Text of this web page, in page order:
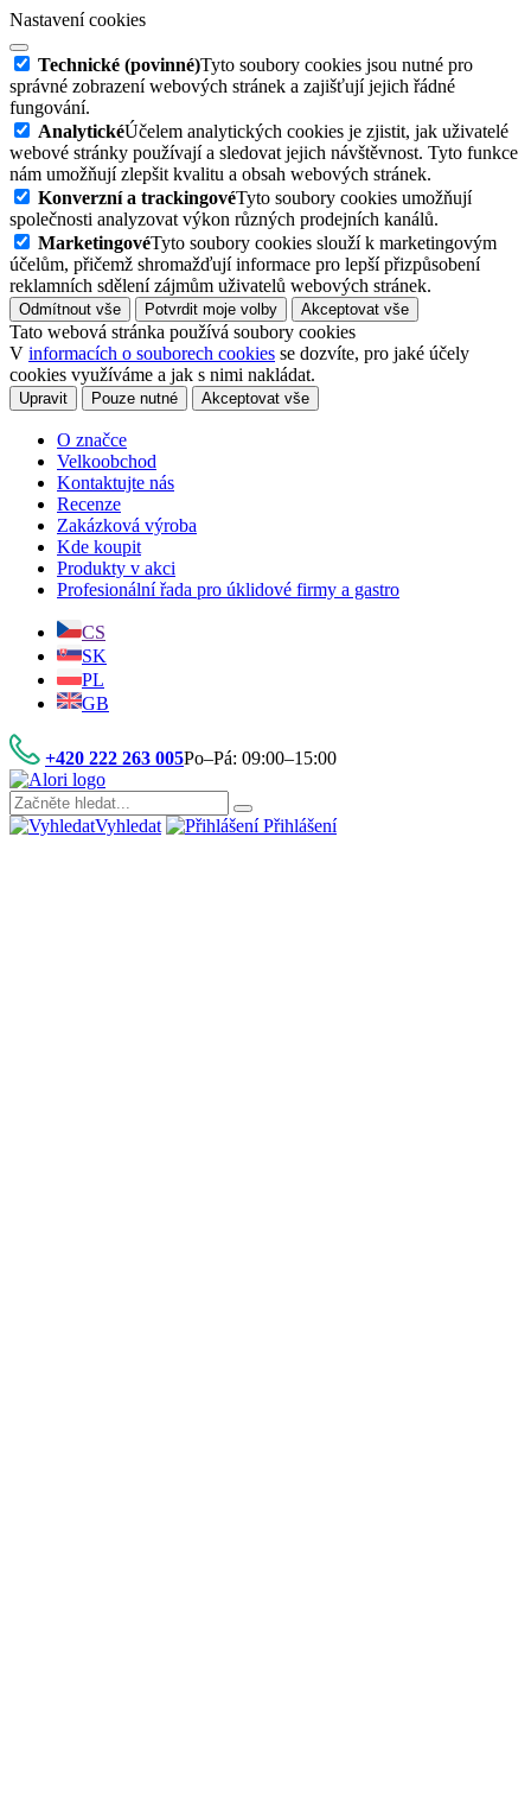
Nastavení cookies
Technické (povinné)Tyto soubory cookies jsou nutné pro
správné zobrazení webových stránek a zajišťují jejich řádné
fungování.
AnalytickéÚčelem analytických cookies je zjistit, jak uživatelé
webové stránky používají a sledovat jejich návštěvnost. Tyto funkce
nám umožňují zlepšit kvalitu a obsah webových stránek.
Konverzní a trackingovéTyto soubory cookies umožňují
společnosti analyzovat výkon různých prodejních kanálů.
MarketingovéTyto soubory cookies slouží k marketingovým
účelům, přičemž shromažďují informace pro lepší přizpůsobení
reklamních sdělení zájmům uživatelů webových stránek.
Odmítnout vše Potvrdit moje volby Akceptovat vše
Tato webová stránka používá soubory cookies
V informacích o souborech cookies se dozvíte, pro jaké účely
cookies využíváme a jak s nimi nakládat.
Upravit Pouze nutné Akceptovat vše
O značce
Velkoobchod
Kontaktujte nás
Recenze
Zakázková výroba
Kde koupit
Produkty v akci
Profesionální řada pro úklidové firmy a gastro
CS
SK
PL
GB
+420 222 263 005Po–Pá: 09:00–15:00
Vyhledat Přihlášení